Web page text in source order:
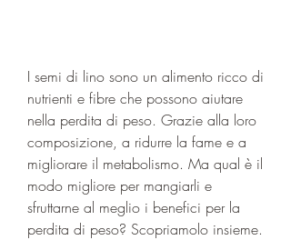
I semi di lino sono un alimento ricco di
nutrienti e fibre che possono aiutare
nella perdita di peso. Grazie alla loro
composizione, a ridurre la fame e a
migliorare il metabolismo. Ma qual è il
modo migliore per mangiarli e
sfruttarne al meglio i benefici per la
perdita di peso? Scopriamolo insieme.